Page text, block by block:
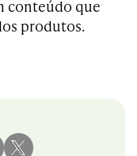
conteúdo que
produtos.